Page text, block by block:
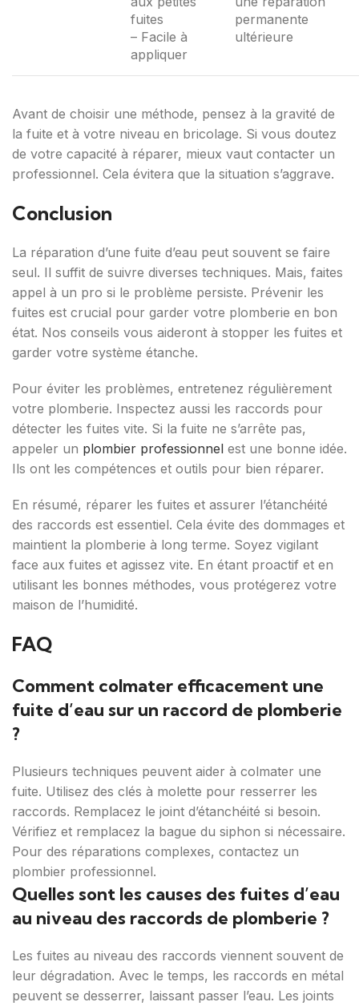
fuites
– Facile à
appliquer
permanente
ultérieure
Avant de choisir une méthode, pensez à la gravité de
la fuite et à votre niveau en bricolage. Si vous doutez
de votre capacité à réparer, mieux vaut contacter un
professionnel. Cela évitera que la situation s’aggrave.
Conclusion
La réparation d’une fuite d’eau peut souvent se faire
seul. Il suffit de suivre diverses techniques. Mais, faites
appel à un pro si le problème persiste. Prévenir les
fuites est crucial pour garder votre plomberie en bon
état. Nos conseils vous aideront à stopper les fuites et
garder votre système étanche.
Pour éviter les problèmes, entretenez régulièrement
votre plomberie. Inspectez aussi les raccords pour
détecter les fuites vite. Si la fuite ne s’arrête pas,
appeler un plombier professionnel est une bonne idée.
Ils ont les compétences et outils pour bien réparer.
En résumé, réparer les fuites et assurer l’étanchéité
des raccords est essentiel. Cela évite des dommages et
maintient la plomberie à long terme. Soyez vigilant
face aux fuites et agissez vite. En étant proactif et en
utilisant les bonnes méthodes, vous protégerez votre
maison de l’humidité.
FAQ
Comment colmater efficacement une
fuite d’eau sur un raccord de plomberie
?
Plusieurs techniques peuvent aider à colmater une
fuite. Utilisez des clés à molette pour resserrer les
raccords. Remplacez le joint d’étanchéité si besoin.
Vérifiez et remplacez la bague du siphon si nécessaire.
Pour des réparations complexes, contactez un
plombier professionnel.
Quelles sont les causes des fuites d’eau
au niveau des raccords de plomberie ?
Les fuites au niveau des raccords viennent souvent de
leur dégradation. Avec le temps, les raccords en métal
peuvent se desserrer, laissant passer l’eau. Les joints